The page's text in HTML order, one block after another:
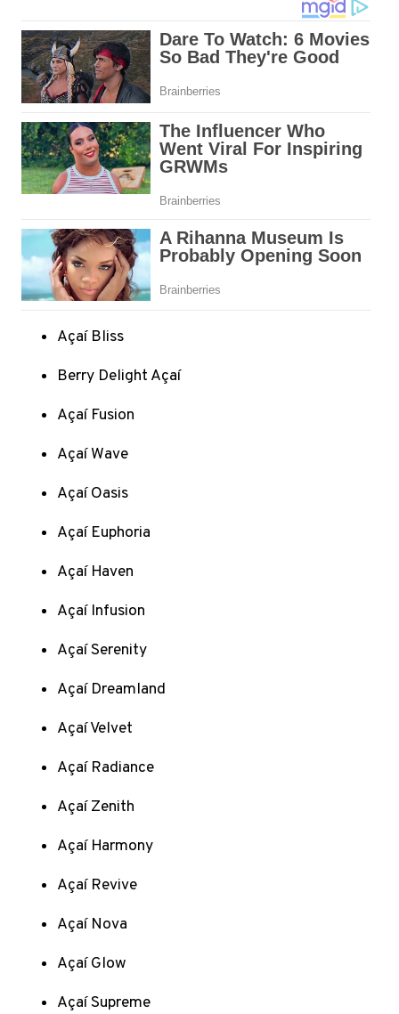
Açaí Bliss
Berry Delight Açaí
Açaí Fusion
Açaí Wave
Açaí Oasis
Açaí Euphoria
Açaí Haven
Açaí Infusion
Açaí Serenity
Açaí Dreamland
Açaí Velvet
Açaí Radiance
Açaí Zenith
Açaí Harmony
Açaí Revive
Açaí Nova
Açaí Glow
Açaí Supreme